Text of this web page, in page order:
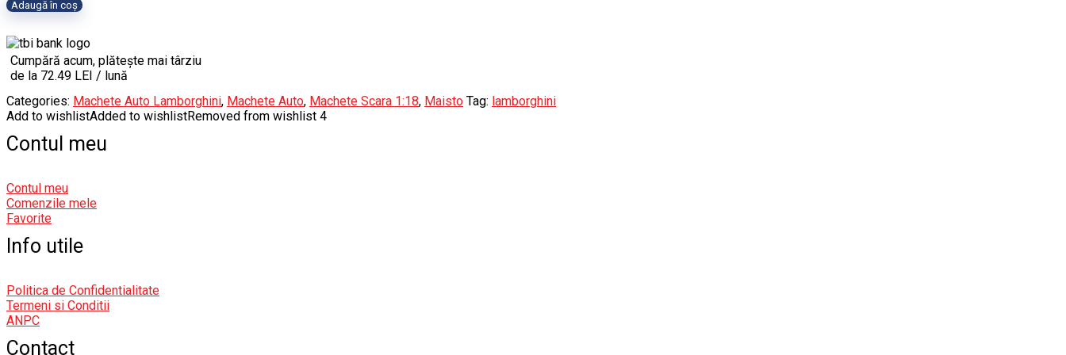
Adaugă în coș
Cumpără acum, plătește mai târziu
de la 72.49 LEI / lună
Categories: Machete Auto Lamborghini, Machete Auto, Machete Scara 1:18, Maisto Tag: lamborghini
Add to wishlistAdded to wishlistRemoved from wishlist 4
Contul meu
Contul meu
Comenzile mele
Favorite
Info utile
Politica de Confidentialitate
Termeni si Conditii
ANPC
Contact